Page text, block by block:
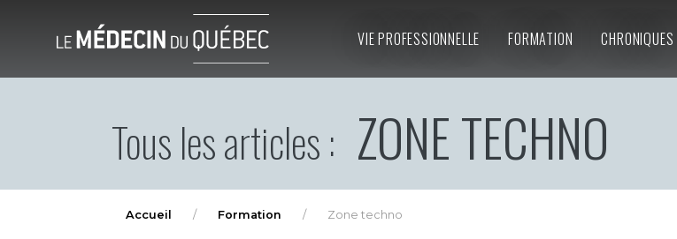
VIE PROFESSIONNELLE FORMATION CHRONIQUES
Tous les articles : ZONE TECHNO
Accueil Formation Zone techno